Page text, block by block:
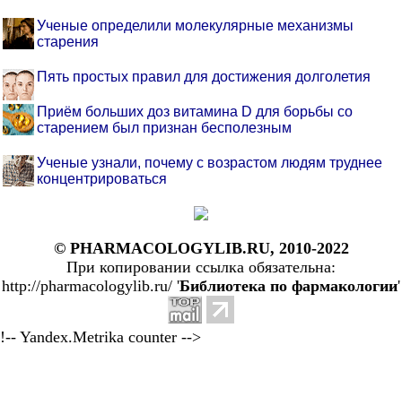
Ученые определили молекулярные механизмы
старения
Пять простых правил для достижения долголетия
Приём больших доз витамина D для борьбы со
старением был признан бесполезным
Ученые узнали, почему с возрастом людям труднее
концентрироваться
© PHARMACOLOGYLIB.RU, 2010-2022
При копировании ссылка обязательна:
http://pharmacologylib.ru/ 'Библиотека по фармакологии'
!-- Yandex.Metrika counter -->